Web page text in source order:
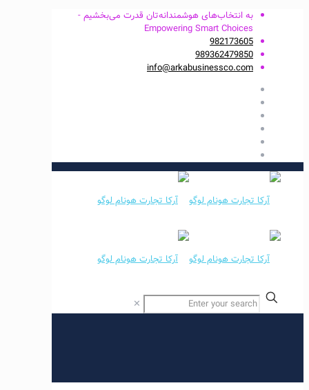
به انتخاب‌های هوشمندانه‌تان قدرت می‌بخشیم -
Empowering Smart Choices
982173605
989362479850
info@arkabusinessco.com
✕